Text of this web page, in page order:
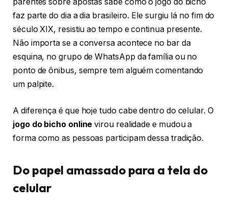
parentes sobre apostas sabe como o jogo do bicho
faz parte do dia a dia brasileiro. Ele surgiu lá no fim do
século XIX, resistiu ao tempo e continua presente.
Não importa se a conversa acontece no bar da
esquina, no grupo de WhatsApp da família ou no
ponto de ônibus, sempre tem alguém comentando
um palpite.
A diferença é que hoje tudo cabe dentro do celular. O
jogo do bicho online virou realidade e mudou a
forma como as pessoas participam dessa tradição.
Do papel amassado para a tela do
celular